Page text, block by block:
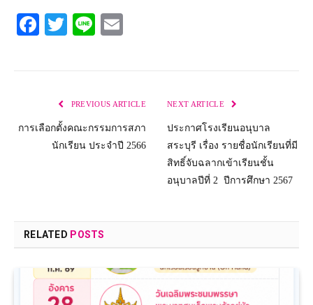
Facebook
Twitter
Line
PREVIOUS ARTICLE
การเลือกตั้งคณะกรรมการสภา
นักเรียน ประจำปี 2566
NEXT ARTICLE
ประกาศโรงเรียนอนุบาล
สระบุรี เรื่อง รายชื่อนักเรียนที่มี
สิทธิ์จับฉลากเข้าเรียนชั้น
อนุบาลปีที่ 2 ปีการศึกษา 2567
RELATED POSTS